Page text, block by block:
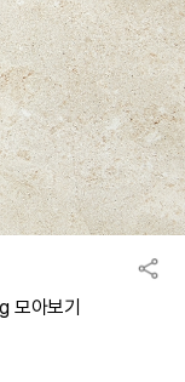
모아보기